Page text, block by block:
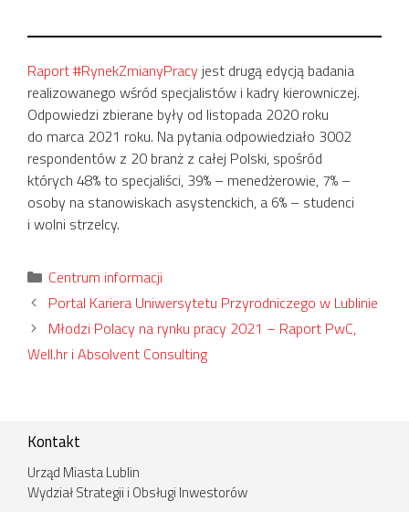
Raport #RynekZmianyPracy jest drugą edycją badania
realizowanego wśród specjalistów i kadry kierowniczej.
Odpowiedzi zbierane były od listopada 2020 roku
do marca 2021 roku. Na pytania odpowiedziało 3002
respondentów z 20 branż z całej Polski, spośród
których 48% to specjaliści, 39% – menedżerowie, 7% –
osoby na stanowiskach asystenckich, a 6% – studenci
i wolni strzelcy.
Kategorie
Centrum informacji
Portal Kariera Uniwersytetu Przyrodniczego w Lublinie
Młodzi Polacy na rynku pracy 2021 – Raport PwC,
Well.hr i Absolvent Consulting
Kontakt
Urząd Miasta Lublin
Wydział Strategii i Obsługi Inwestorów